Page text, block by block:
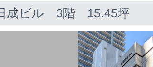
成ビル 3階 15.45坪